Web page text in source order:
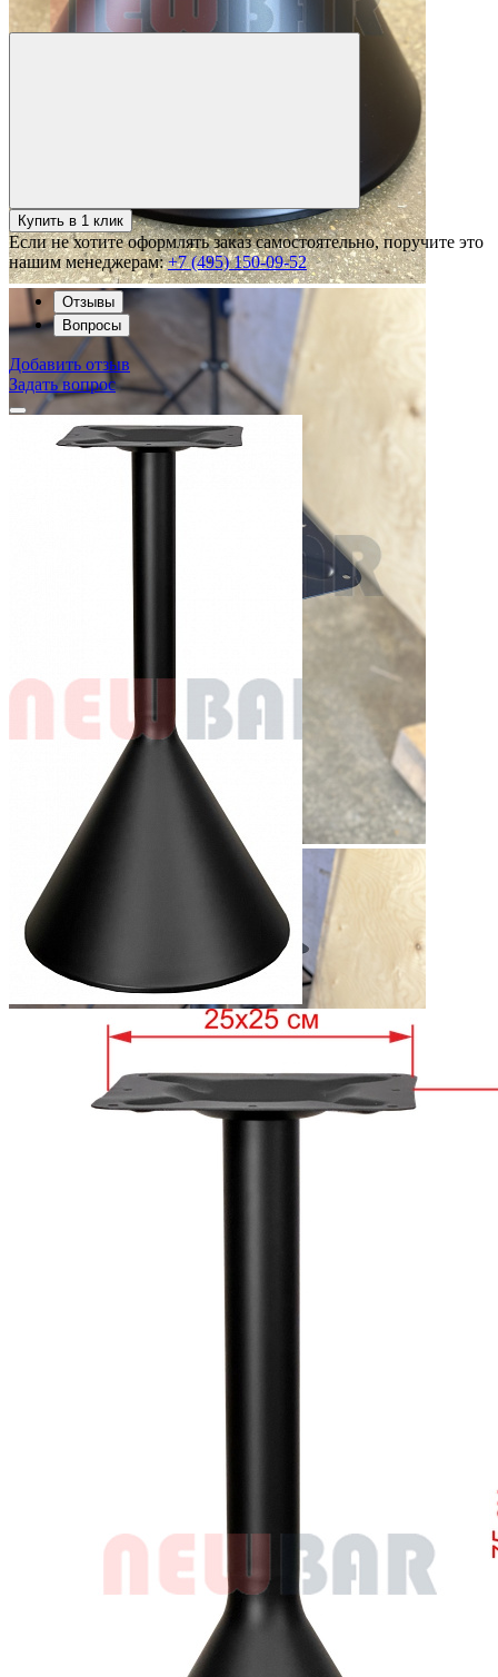
Купить в 1 клик
Если не хотите оформлять заказ самостоятельно, поручите это
нашим менеджерам:+7 (495) 150-09-52
Отзывы
Вопросы
Добавить отзыв
Задать вопрос